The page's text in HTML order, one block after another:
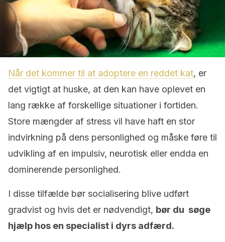
Når det kommer til at adoptere en reddet kat, er
det vigtigt at huske, at den kan have oplevet en
lang række af forskellige situationer i fortiden.
Store mængder af stress vil have haft en stor
indvirkning på dens personlighed og måske føre til
udvikling af en impulsiv, neurotisk eller endda en
dominerende personlighed.
I disse tilfælde bør socialisering blive udført
gradvist og hvis det er nødvendigt, bør du søge
hjælp hos en specialist i dyrs adfærd.